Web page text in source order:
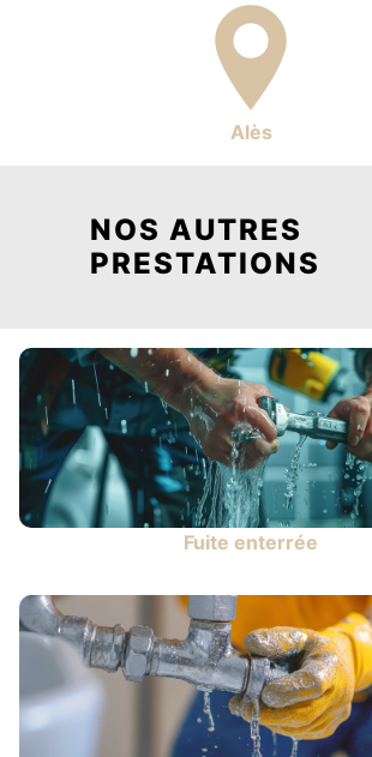
Alès
NOS AUTRES
PRESTATIONS
Fuite enterrée